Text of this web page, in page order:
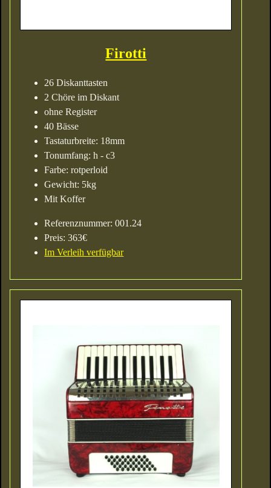
Firotti
26 Diskanttasten
2 Chöre im Diskant
ohne Register
40 Bässe
Tastaturbreite: 18mm
Tonumfang: h - c3
Farbe: rotperloid
Gewicht: 5kg
Mit Koffer
Referenznummer: 001.24
Preis: 363€
Im Verleih verfügbar